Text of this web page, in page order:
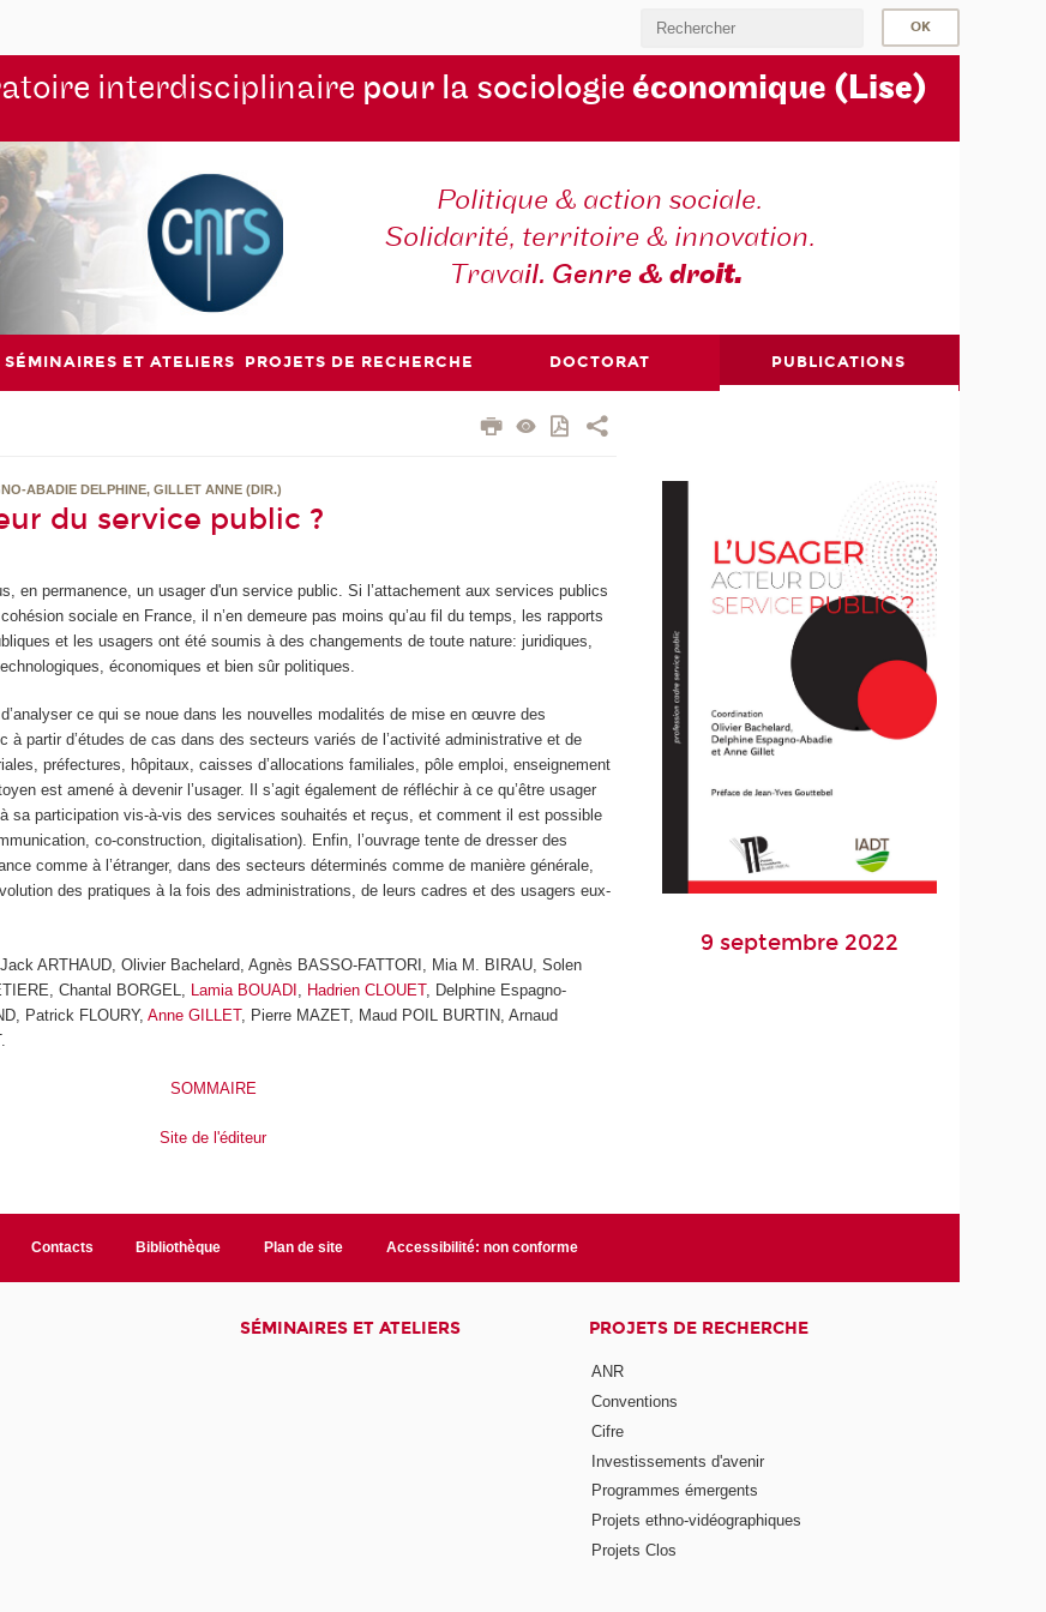
interdisciplinaire pour la sociologie économique (Lise)
Politique & action sociale.
Solidarité, territoire & innovation.
Travail. Genre & droit.
SÉMINAIRES ET ATELIERS PROJETS DE RECHERCHE DOCTORAT PUBLICATIONS
ABADIE DELPHINE, GILLET ANNE (DIR.)
du service public ?
en permanence, un usager d'un service public. Si l’attachement aux services publics
sociale en France, il n’en demeure pas moins qu’au fil du temps, les rapports
et les usagers ont été soumis à des changements de toute nature: juridiques,
économiques et bien sûr politiques.
ce qui se noue dans les nouvelles modalités de mise en œuvre des
à partir d’études de cas dans des secteurs variés de l’activité administrative et de
préfectures, hôpitaux, caisses d’allocations familiales, pôle emploi, enseignement
est amené à devenir l’usager. Il s’agit également de réfléchir à ce qu’être usager
sa participation vis-à-vis des services souhaités et reçus, et comment il est possible
co-construction, digitalisation). Enfin, l’ouvrage tente de dresser des
comme à l’étranger, dans des secteurs déterminés comme de manière générale,
des pratiques à la fois des administrations, de leurs cadres et des usagers eux-
ARTHAUD, Olivier Bachelard, Agnès BASSO-FATTORI, Mia M. BIRAU, Solen
Chantal BORGEL,
Lamia BOUADI Hadrien CLOUET, Delphine Espagno-
Patrick FLOURY,Anne GILLET, Pierre MAZET, Maud POIL BURTIN, Arnaud
SOMMAIRE
Site de l'éditeur
9 septembre 2022
Contacts Bibliothèque Plan de site Accessibilité: non conforme
SÉMINAIRES ET ATELIERS PROJETS DE RECHERCHE
ANR
Conventions
Cifre
Investissements d'avenir
Programmes émergents
Projets ethno-vidéographiques
Projets Clos